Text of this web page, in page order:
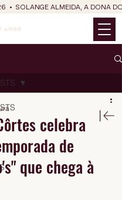
•  SOLANGE ALMEIDA, A DONA
celebra
de
que chega à